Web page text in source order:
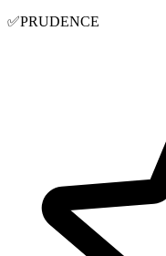
✅PRUDENCE